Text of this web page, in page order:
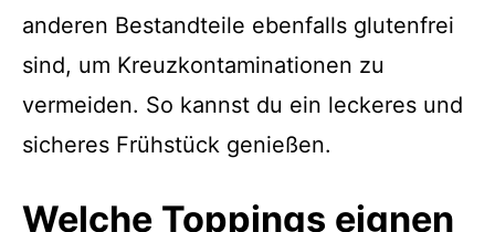
anderen Bestandteile ebenfalls glutenfrei
sind, um Kreuzkontaminationen zu
vermeiden. So kannst du ein leckeres und
sicheres Frühstück genießen.
Welche Toppings eignen